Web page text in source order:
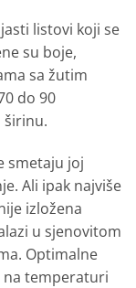
listovi koji se
su boje,
sa žutim
do 90
širinu.
smetaju joj
Ali ipak najviše
izložena
u sjenovitom
Optimalne
na temperaturi